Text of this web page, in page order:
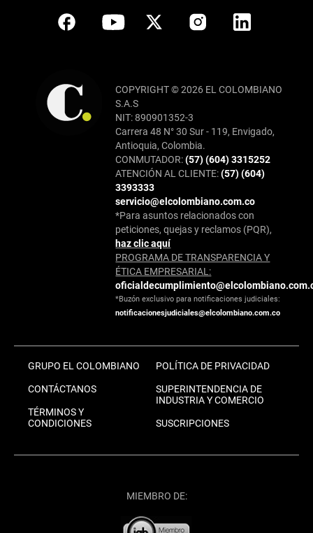
COPYRIGHT © 2026 EL COLOMBIANO
S.A.S
NIT: 890901352-3
Carrera 48 N° 30 Sur - 119, Envigado,
Antioquia, Colombia.
CONMUTADOR:(57) (604) 3315252
ATENCIÓN AL CLIENTE:(57) (604)
3393333
servicio@elcolombiano.com.co
*Para asuntos relacionados con
peticiones, quejas y reclamos (PQR),
haz clic aquí
PROGRAMA DE TRANSPARENCIA Y
ÉTICA EMPRESARIAL:
*Buzón exclusivo para notificaciones judiciales:
notificacionesjudiciales@elcolombiano.com.co
GRUPO EL COLOMBIANO
CONTÁCTANOS
TÉRMINOS Y
CONDICIONES
POLÍTICA DE PRIVACIDAD
SUPERINTENDENCIA DE
INDUSTRIA Y COMERCIO
SUSCRIPCIONES
MIEMBRO DE: